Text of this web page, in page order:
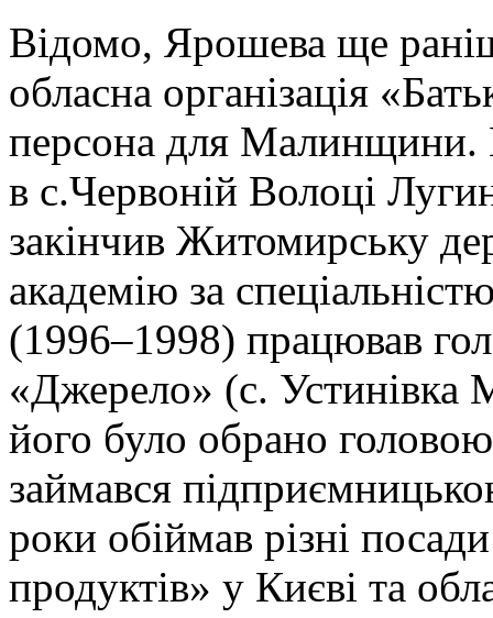
Відомо, Ярошева ще
обласна організація
персона для Малинщини.
в с.Червоній Волоці
закінчив Житомирську
академію за
(1996–1998) працював
«Джерело» (с. Устинівка
його було обрано
займався
роки обіймав різні
продуктів» у Києві та